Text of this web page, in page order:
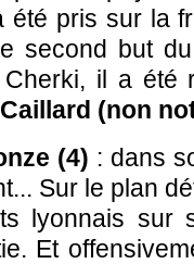
été pris sur la
second but
il a été
(non
(4) : dans
Sur le plan
lyonnais
Et